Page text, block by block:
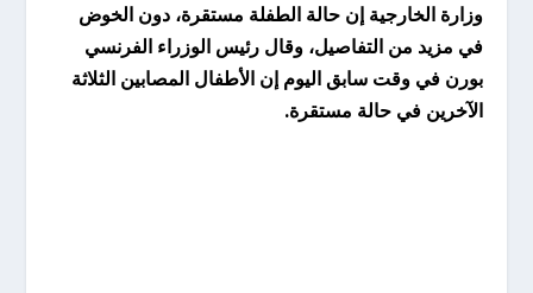
وزارة الخارجية إن حالة الطفلة مستقرة، دون الخوض
في مزيد من التفاصيل، وقال رئيس الوزراء الفرنسي
بورن في وقت سابق اليوم إن الأطفال المصابين الثلاثة
الآخرين في حالة مستقرة.